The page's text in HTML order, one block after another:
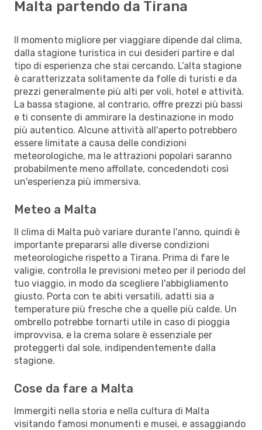
Malta partendo da Tirana
Il momento migliore per viaggiare dipende dal clima,
dalla stagione turistica in cui desideri partire e dal
tipo di esperienza che stai cercando. L’alta stagione
è caratterizzata solitamente da folle di turisti e da
prezzi generalmente più alti per voli, hotel e attività.
La bassa stagione, al contrario, offre prezzi più bassi
e ti consente di ammirare la destinazione in modo
più autentico. Alcune attività all'aperto potrebbero
essere limitate a causa delle condizioni
meteorologiche, ma le attrazioni popolari saranno
probabilmente meno affollate, concedendoti così
un'esperienza più immersiva.
Meteo a Malta
Il clima di Malta può variare durante l'anno, quindi è
importante prepararsi alle diverse condizioni
meteorologiche rispetto a Tirana. Prima di fare le
valigie, controlla le previsioni meteo per il periodo del
tuo viaggio, in modo da scegliere l'abbigliamento
giusto. Porta con te abiti versatili, adatti sia a
temperature più fresche che a quelle più calde. Un
ombrello potrebbe tornarti utile in caso di pioggia
improvvisa, e la crema solare è essenziale per
proteggerti dal sole, indipendentemente dalla
stagione.
Cose da fare a Malta
Immergiti nella storia e nella cultura di Malta
visitando famosi monumenti e musei, e assaggiando